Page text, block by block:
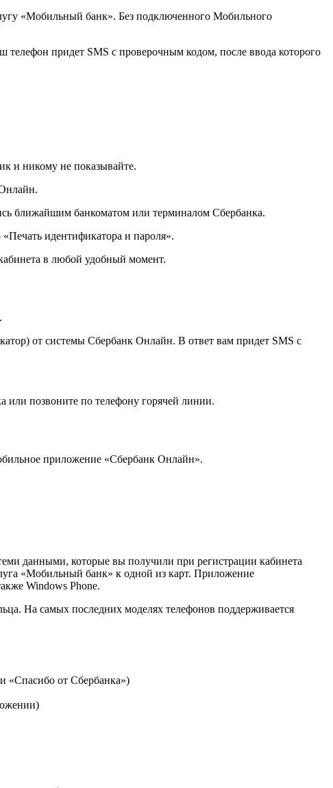
«Мобильный банк». Без подключенного Мобильного
придет SMS с проверочным кодом, после ввода которого
и никому не показывайте.
ближайшим банкоматом или терминалом Сбербанка.
идентификатора и пароля».
в любой удобный момент.
от системы Сбербанк Онлайн. В ответ вам придет SMS с
или позвоните по телефону горячей линии.
приложение «Сбербанк Онлайн».
данными, которые вы получили при регистрации кабинета
«Мобильный банк» к одной из карт. Приложение
Windows Phone.
На самых последних моделях телефонов поддерживается
«Спасибо от Сбербанка»)